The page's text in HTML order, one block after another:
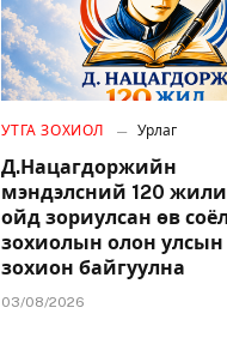
УТГА ЗОХИОЛ Урлаг
Д.Нацагдоржийн
мэндэлсний 120
ойд зориулсан өв
зохиолын олон улсын
зохион байгуулна
03/08/2026